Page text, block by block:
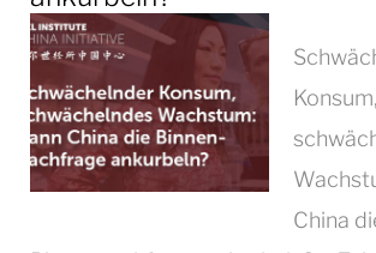
Konsum,
China